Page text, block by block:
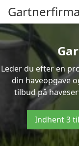
Leder du efter en
din haveopgave
tilbud på
Indhent 3